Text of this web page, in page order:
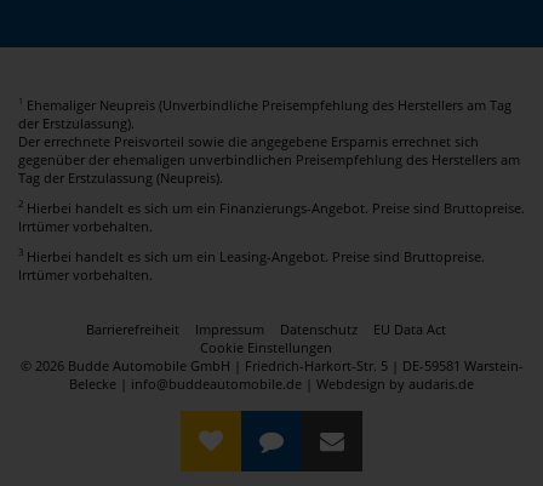
1
Ehemaliger Neupreis (Unverbindliche Preisempfehlung des Herstellers am Tag
der Erstzulassung).
Der errechnete Preisvorteil sowie die angegebene Ersparnis errechnet sich
gegenüber der ehemaligen unverbindlichen Preisempfehlung des Herstellers am
Tag der Erstzulassung (Neupreis).
2 Hierbei handelt es sich um ein Finanzierungs-Angebot. Preise sind Bruttopreise.
Irrtümer vorbehalten.
3 Hierbei handelt es sich um ein Leasing-Angebot. Preise sind Bruttopreise.
Irrtümer vorbehalten.
Barrierefreiheit Impressum Datenschutz
EU Data Act
Cookie Einstellungen
© 2026 Budde Automobile GmbH | Friedrich-Harkort-Str. 5 | DE-59581 Warstein-
Belecke | info@buddeautomobile.de | Webdesign by audaris.de